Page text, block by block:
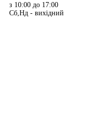
з 10:00 до 17:00
Сб,Нд - вихідний